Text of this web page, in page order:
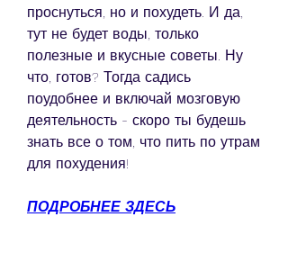
проснуться, но и похудеть. И да,
тут не будет воды, только
полезные и вкусные советы. Ну
что, готов? Тогда садись
поудобнее и включай мозговую
деятельность - скоро ты будешь
знать все о том, что пить по утрам
для похудения!
ПОДРОБНЕЕ ЗДЕСЬ